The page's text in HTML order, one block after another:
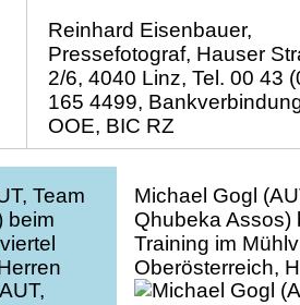
Reinhard Eisenbauer,
Pressefotograf, Hauser
2/6, 4040 Linz, Tel. 00 43
165 4499,
OOE, BIC RZ
Team
beim
Tour
Michael Gogl
Qhubeka Assos)
Training im
Oberösterreich,
Radsport, UCI